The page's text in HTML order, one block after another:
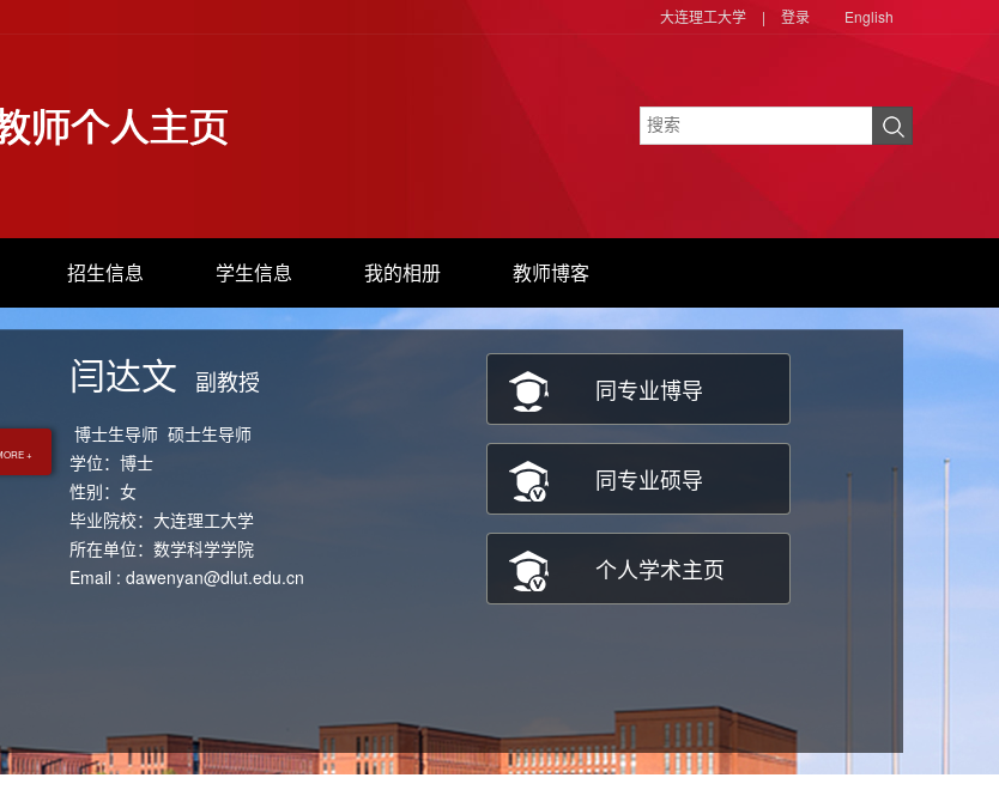
大连理工大学 | 登录 English
招生信息 学生信息 我的相册 教师博客
+
闫达文 副教授
博士生导师 硕士生导师
学位：博士
性别：女
毕业院校：大连理工大学
所在单位：数学科学学院
Email : dawenyan@dlut.edu.cn
同专业博导
同专业硕导
个人学术主页